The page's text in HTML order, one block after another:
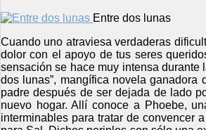
Entre dos lunas
Cuando uno atraviesa verdaderas
dolor con el apoyo de tus seres
sensación se hace muy intensa
dos lunas”, mangífica novela
padre después de ser dejada de lado
nuevo hogar. Allí conoce a Phoebe,
interminables para tratar de convencer